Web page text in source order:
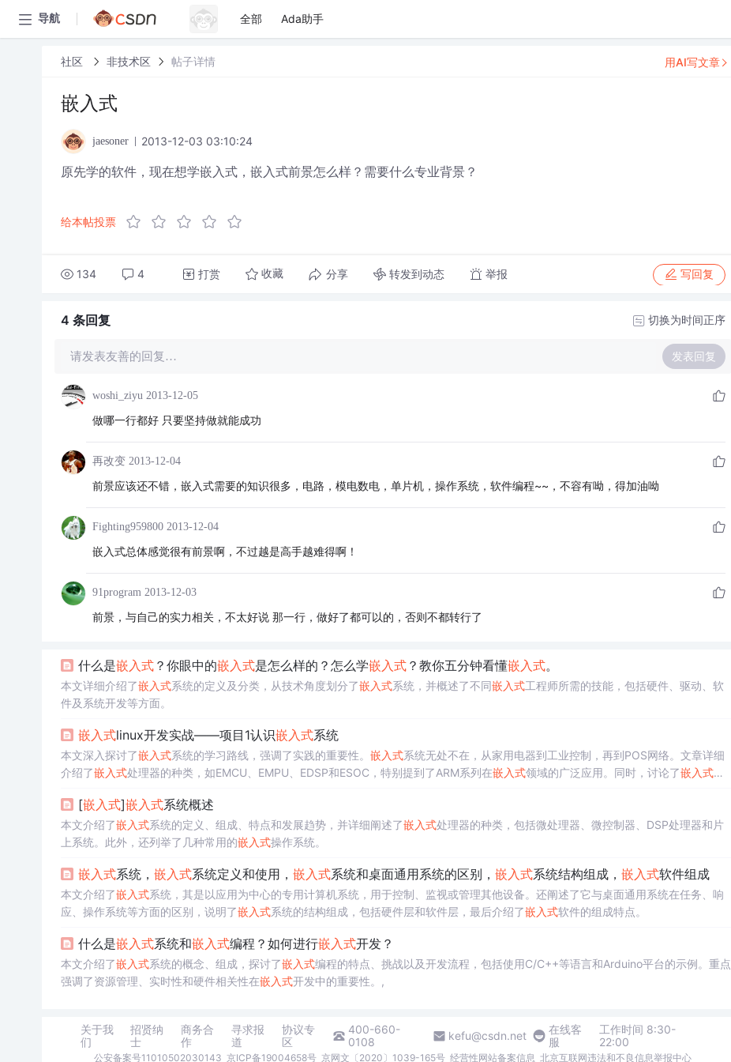
导航 全部 Ada助手
社区 非技术区 帖子详情
嵌入式
jaesoner 2013-12-03 03:10:24
原先学的软件，现在想学嵌入式，嵌入式前景怎么样？需要什么专业背景？
给本帖投票
134 4 打赏 收藏 分享 转发到动态 举报 写回复
用AI写文章
4 条回复 切换为时间正序
请发表友善的回复… 发表回复
woshi_ziyu 2013-12-05
做哪一行都好 只要坚持做就能成功
再改变 2013-12-04
前景应该还不错，嵌入式需要的知识很多，电路，模电数电，单片机，操作系统，软件编程~~，不容有呦，得加油呦
Fighting959800 2013-12-04
嵌入式总体感觉很有前景啊，不过越是高手越难得啊！
91program 2013-12-03
前景，与自己的实力相关，不太好说 那一行，做好了都可以的，否则不都转行了
什么是嵌入式？你眼中的嵌入式是怎么样的？怎么学嵌入式？教你五分钟看懂嵌入式。
本文详细介绍了嵌入式系统的定义及分类，从技术角度划分了嵌入式系统，并概述了不同嵌入式工程师所需的技能，包括硬件、驱动、软
件及系统开发等方面。
嵌入式linux开发实战——项目1认识嵌入式系统
本文深入探讨了嵌入式系统的学习路线，强调了实践的重要性。 嵌入式系统无处不在，从家用电器到工业控制，再到POS网络。文章详细
介绍了嵌入式处理器的种类，如EMCU、EMPU、EDSP和ESOC，特别提到了ARM系列在嵌入式领域的广泛应用。同时，讨论了嵌入式操
[嵌入式]嵌入式系统概述
本文介绍了嵌入式系统的定义、组成、特点和发展趋势，并详细阐述了嵌入式处理器的种类，包括微处理器、微控制器、DSP处理器和片
上系统。此外，还列举了几种常用的嵌入式操作系统。
嵌入式系统， 嵌入式系统定义和使用， 嵌入式系统和桌面通用系统的区别， 嵌入式系统结构组成， 嵌入式软件组成
本文介绍了嵌入式系统，其是以应用为中心的专用计算机系统，用于控制、监视或管理其他设备。还阐述了它与桌面通用系统在任务、响
应、操作系统等方面的区别，说明了嵌入式系统的结构组成，包括硬件层和软件层，最后介绍了嵌入式软件的组成特点。
什么是嵌入式系统和嵌入式编程？如何进行嵌入式开发？
本文介绍了嵌入式系统的概念、组成，探讨了嵌入式编程的特点、挑战以及开发流程，包括使用C/C++等语言和Arduino平台的示例。重点
强调了资源管理、实时性和硬件相关性在嵌入式开发中的重要性。,
关于我
们
招贤纳
士
商务合
作
寻求报
道
协议专
区
400-660-
0108
kefu@csdn.net
在线客
服
工作时间 8:30-
22:00
公安备案号11010502030143 京ICP备19004658号 京网文〔2020〕1039-165号 经营性网站备案信息 北京互联网违法和不良信息举报中心